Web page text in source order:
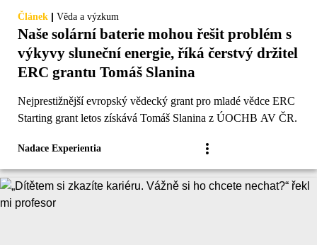
Článek | Věda a výzkum
Naše solární baterie mohou řešit problém s
výkyvy sluneční energie, říká čerstvý držitel
ERC grantu Tomáš Slanina
Nejprestižnější evropský vědecký grant pro mladé vědce ERC
Starting grant letos získává Tomáš Slanina z ÚOCHB AV ČR.
Nadace Experientia